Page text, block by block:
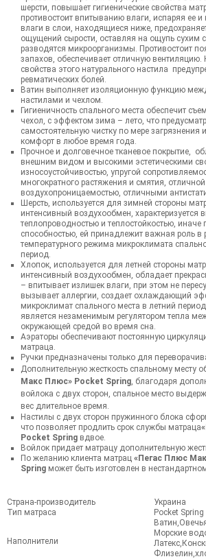
шерсти, повышает гигиенические свойства
противостоит впитыванию влаги, испаряя ее
влаги в слои, находящиеся ниже,
ощущений сырости, оставляя на ощупь сухим
разводятся микроорганизмы. Противостоит
запахов, обеспечивает отличную
свойства этого натурального настила
ревматических болей.
Ватин выполняет изоляционную функцию
настилами и чехлом.
Гигиеничность спального места обеспечит
чехол, с эффектом зима – лето, что
самостоятельную чистку по мере
комфорт в любое время года.
Прочное и долговечное тканевое покрытие,
внешним видом и высокими эстетическими
износоустойчивостью, упругой
многократного растяжения и смятия, отличной
воздухопроницаемостью, отличными
Шерсть, используется для зимней стороны
интенсивный воздухообмен, характеризуется
теплопроводностью и теплостойкостью, иначе
способностью, ей принадлежит важная роль в
температурного режима микроклимата
период.
Хлопок, используется для летней стороны
интенсивный воздухообмен, обладает
– впитывает излишек влаги, при этом не
вызывает аллергии, создает охлаждающий
микроклимат спального места в летний
является незаменимым регулятором тепла
окружающей средой во время сна.
Аэраторы обеспечивают постоянную
матраца.
Ручки предназначены только для
Дополнительную жесткость спальному месту
Макс Плюс» Pocket Spring , благодаря
войлока с двух сторон, спальное место
вес длительное время.
Настилы с двух сторон пружинного блока
что позволяет продлить срок службы матраца
Pocket Spring вдвое.
Войлок придает матрацу дополнительную
По желанию клиента матрац «Пегас Плюс
Spring может быть изготовлен в
Страна-производитель
Украина
Тип матраса
Pocket Spring
Наполнители
Морские